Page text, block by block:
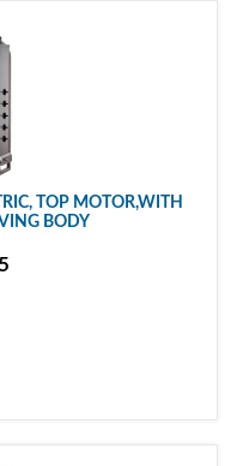
TOP MOTOR,WITH
BODY